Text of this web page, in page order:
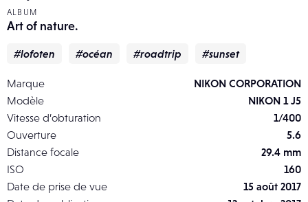
ALBUM
Art of nature.
#lofoten #océan #roadtrip #sunset
Marque
NIKON CORPORATION
Modèle
NIKON 1 J5
Vitesse d’obturation
1/400
Ouverture
5.6
Distance focale
29.4 mm
ISO
160
Date de prise de vue
15 août 2017